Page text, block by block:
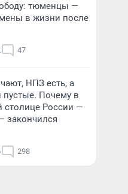
тюменцы —
в жизни после
47
НПЗ есть, а
пустые. Почему в
столице России —
закончился
298